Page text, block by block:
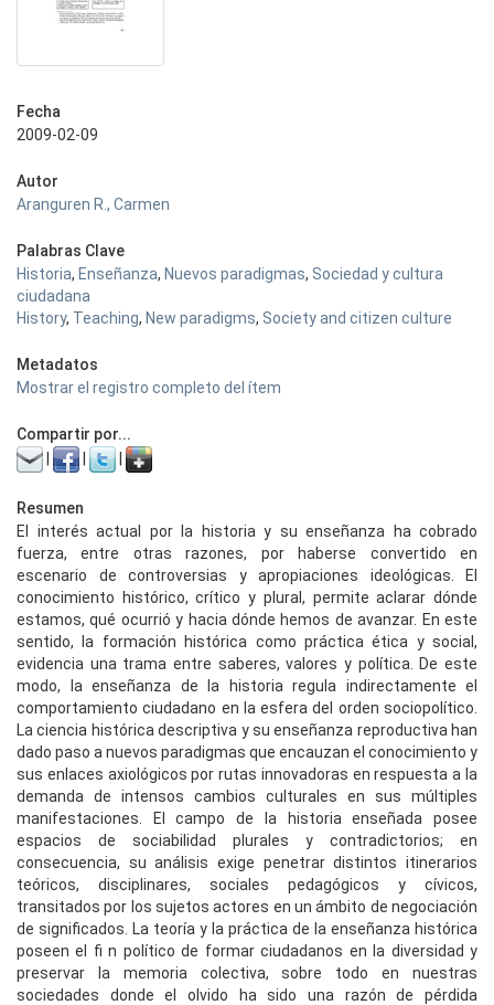
Fecha
2009-02-09
Autor
Aranguren R., Carmen
Palabras Clave
Historia, Enseñanza, Nuevos paradigmas, Sociedad y cultura
ciudadana
History, Teaching, New paradigms, Society and citizen culture
Metadatos
Mostrar el registro completo del ítem
Compartir por...
Resumen
El interés actual por la historia y su enseñanza ha cobrado
fuerza, entre otras razones, por haberse convertido en
escenario de controversias y apropiaciones ideológicas. El
conocimiento histórico, crítico y plural, permite aclarar dónde
estamos, qué ocurrió y hacia dónde hemos de avanzar. En este
sentido, la formación histórica como práctica ética y social,
evidencia una trama entre saberes, valores y política. De este
modo, la enseñanza de la historia regula indirectamente el
comportamiento ciudadano en la esfera del orden sociopolítico.
La ciencia histórica descriptiva y su enseñanza reproductiva han
dado paso a nuevos paradigmas que encauzan el conocimiento y
sus enlaces axiológicos por rutas innovadoras en respuesta a la
demanda de intensos cambios culturales en sus múltiples
manifestaciones. El campo de la historia enseñada posee
espacios de sociabilidad plurales y contradictorios; en
consecuencia, su análisis exige penetrar distintos itinerarios
teóricos, disciplinares, sociales pedagógicos y cívicos,
transitados por los sujetos actores en un ámbito de negociación
de significados. La teoría y la práctica de la enseñanza histórica
poseen el fi n político de formar ciudadanos en la diversidad y
preservar la memoria colectiva, sobre todo en nuestras
sociedades donde el olvido ha sido una razón de pérdida